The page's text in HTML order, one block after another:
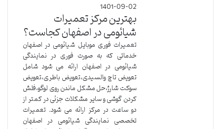
1401-09-02
بهترین مرکز تعمیرات
شیائومی در اصفهان کجاست؟
تعمیرات فوری موبایل شیائومی در اصفهان
خدماتی که به صورت فوری در نمایندگی
شیائومی در اصفهان ارائه می شود شامل
تعویض تاچ والسیدی،تعویض باطری،تعویض
سوکت شارژ،حل مشکل ماندن روی لوگو،فلش
کردن گوشی و سایر مشکلات جزئی در کمتر از
دو ساعت در مرکز ارائه می شود. تعمیرات
تخصصی نمایندگی شیائومی در اصفهان